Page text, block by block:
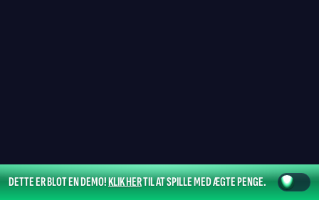
DETTE ER BLOT EN DEMO!KLIK HERTIL AT SPILLE MED ÆGTE PENGE.